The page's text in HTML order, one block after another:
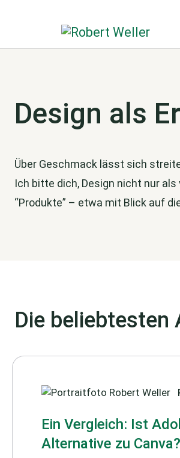
Design als
Über Geschmack lässt sich
Ich bitte dich, Design nicht nur
“Produkte” – etwa mit Blick auf
Die beliebtesten
Ein Vergleich: Ist
Alternative zu Canva?